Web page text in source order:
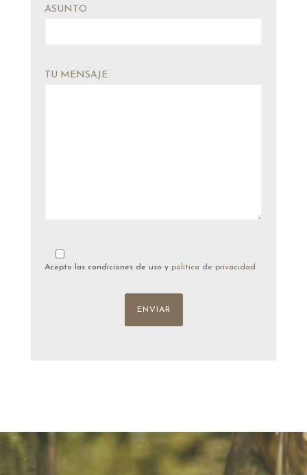
ASUNTO
TU MENSAJE
Acepto las condiciones de uso y política de privacidad